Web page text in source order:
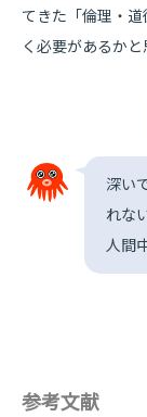
てきた「倫理・
く必要があるかと
深い
れな
人間
参考文献